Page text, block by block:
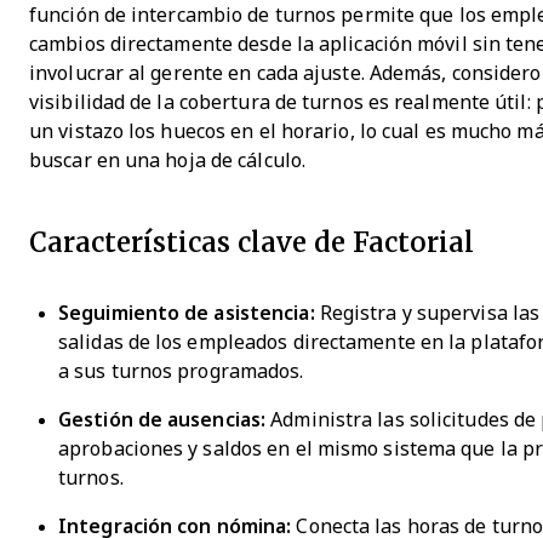
función de intercambio de turnos permite que los
cambios directamente desde la aplicación móvil sin
involucrar al gerente en cada ajuste. Además,
visibilidad de la cobertura de turnos es realmente útil:
un vistazo los huecos en el horario, lo cual es mucho
buscar en una hoja de cálculo.
Características clave de Factorial
Seguimiento de asistencia: Registra y supervisa
salidas de los empleados directamente en la
a sus turnos programados.
Gestión de ausencias: Administra las solicitudes de
aprobaciones y saldos en el mismo sistema que la
turnos.
Integración con nómina: Conecta las horas de